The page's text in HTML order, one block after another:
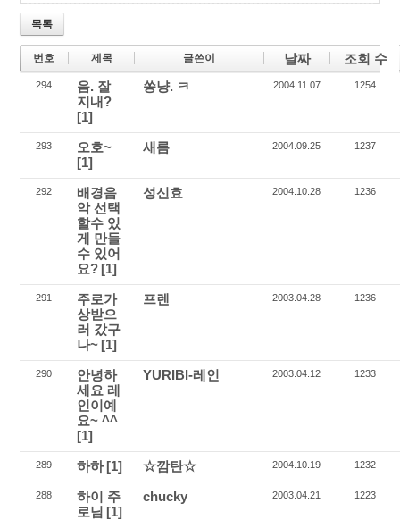
목록
번호 제목 글쓴이 날짜 조회 수
294
음. 잘
지내?
[1]
쏭냥. ㅋ 2004.11.07 1254
293
오호~
[1]
새롬 2004.09.25 1237
292
배경음
악 선택
할수 있
게 만들
수 있어
요? [1]
성신효 2004.10.28 1236
291
주로가
상받으
러 갔구
나~ [1]
프렌 2003.04.28 1236
290
안녕하
세요 레
인이예
요~ ^^
[1]
YURIBI-레인 2003.04.12 1233
289 하하[1] ☆깜탄☆ 2004.10.19 1232
288
하이 주
로님 [1]
chucky 2003.04.21 1223